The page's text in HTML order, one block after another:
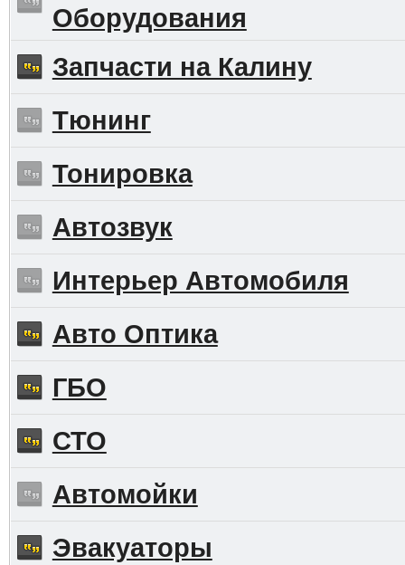
Оборудования
Запчасти на Калину
Тюнинг
Тонировка
Автозвук
Интерьер Автомобиля
Авто Оптика
ГБО
СТО
Автомойки
Эвакуаторы